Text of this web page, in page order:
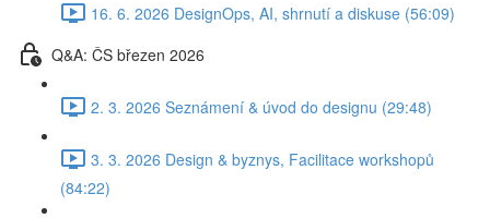
16. 6. 2026 DesignOps, AI, shrnutí a diskuse (56:09)
Q&A: ČS březen 2026
2. 3. 2026 Seznámení & úvod do designu (29:48)
3. 3. 2026 Design & byznys, Facilitace workshopů
(84:22)